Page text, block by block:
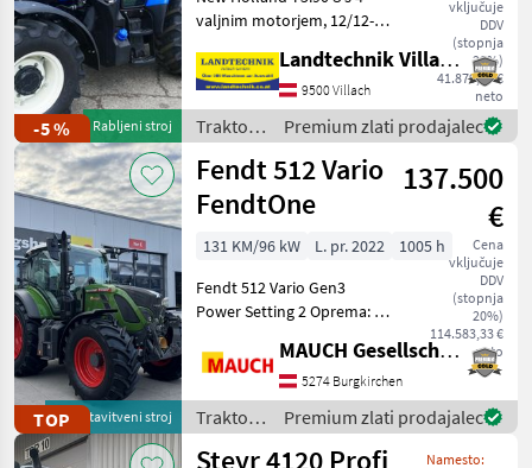
-5 % Rabljeni stroj
vključuje
DDV
(stopnja
20%)
41.879,17 €
neto
valjnim motorjem, 12/12-
sinhroniziranim
menjalnikom s hitrostjo 40
km/h, mehanskim
priključnim gredom
540/750, 3 krmilne enote
DW
Landtechnik Villach GmbH
9500 Villach
Traktor /
New
Holland
Premium zlati prodajalec
TOPpredstavitveni stroj
Fendt 512 Vario
FendtOne
137.500
€
Cena
vključuje
DDV
(stopnja
20%)
114.583,33 €
neto
131 KM/96 kW L. pr. 2022
1005 h
Fendt 512 Vario Gen3
Power Setting 2 Oprema: -
položaj/razbremenitev - 4
dvostransko delujoči
krmilni ventili na zadku
(DUDK) - Hidravlična črpalk
MAUCH Gesellschaft m.b.H. & Co.KG
5274 Burgkirchen
Traktor /
Fendt
Premium zlati prodajalec
Steyr 4120 Profi
Namesto: